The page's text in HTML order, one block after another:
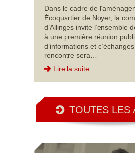
Dans le cadre de
Écoquartier de Noyer, la
d’Allinges invite l’ensemble
à une première réunion
d’informations et
rencontre sera…
Lire la suite
TOUTES LES